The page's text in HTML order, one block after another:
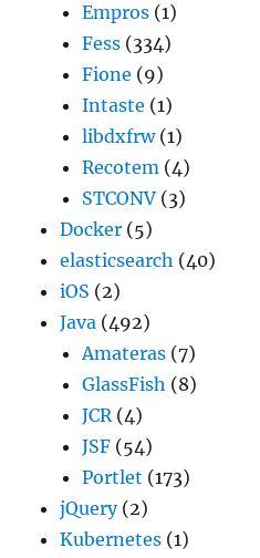
Empros (1)
Fess (334)
Fione (9)
Intaste (1)
libdxfrw(1)
Recotem (4)
STCONV (3)
Docker (5)
elasticsearch (40)
iOS (2)
Java (492)
Amateras (7)
GlassFish (8)
JCR(4)
JSF (54)
Portlet (173)
jQuery(2)
Kubernetes (1)